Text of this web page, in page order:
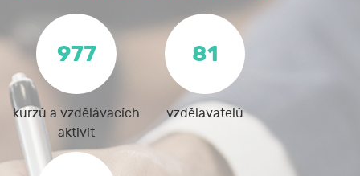
977
kurzů a vzdělávacích
aktivit
81
vzdělavatelů